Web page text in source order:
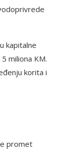
kapitalne
miliona KM.
korita i
promet